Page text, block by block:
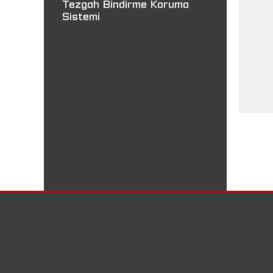
Tezgah Bindirme Koruma
Sistemi